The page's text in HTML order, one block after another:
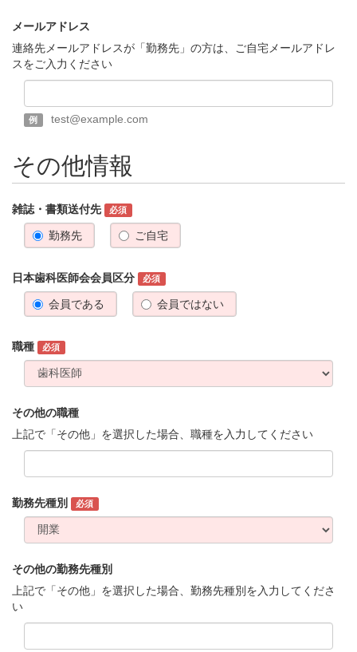
メールアドレス
連絡先メールアドレスが「勤務先」の方は、ご自宅メールアドレ
スをご入力ください
例 test@example.com
その他情報
雑誌・書類送付先 必須
勤務先 ご自宅
日本歯科医師会会員区分 必須
会員である 会員ではない
職種 必須
その他の職種
上記で「その他」を選択した場合、職種を入力してください
勤務先種別 必須
その他の勤務先種別
上記で「その他」を選択した場合、勤務先種別を入力してくださ
い